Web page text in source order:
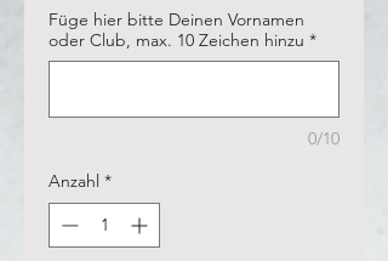
Füge hier bitte Deinen Vornamen
oder Club, max. 10 Zeichen hinzu *
0/10
Anzahl *